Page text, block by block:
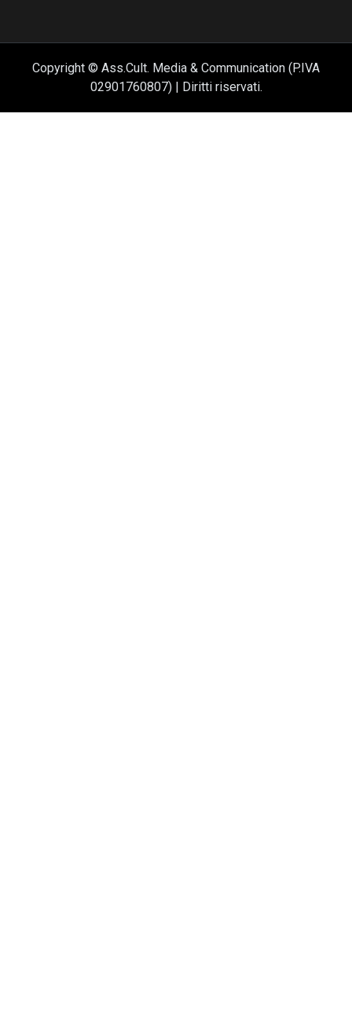
Copyright © Ass.Cult. Media & Communication (P.IVA
02901760807) | Diritti riservati.